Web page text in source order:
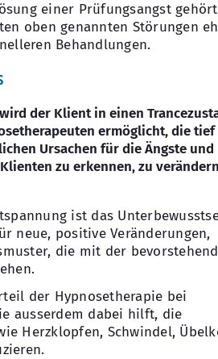
einer Prüfungsangst
oben genannten Störungen
Behandlungen.
der Klient in einen
ermöglicht, die tief
Ursachen für die Ängste und
zu erkennen, zu
ist das
neue, positive Veränderungen,
die mit der
der Hypnosetherapie bei
ausserdem dabei hilft, die
Herzklopfen, Schwindel,